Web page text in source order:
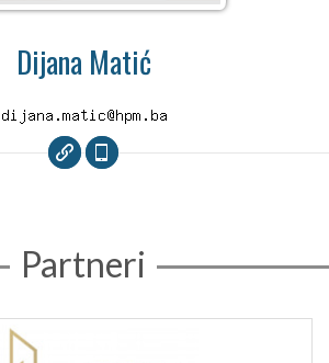
Dijana Matić
Partneri